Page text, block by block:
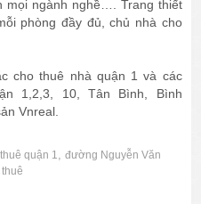
mọi ngành nghề…. Trang thiết
phòng đầy đủ, chủ nhà cho
cho thuê nhà quận 1 và các
1,2,3, 10, Tân Bình, Bình
Vnreal.
quận 1,đường Nguyễn Văn